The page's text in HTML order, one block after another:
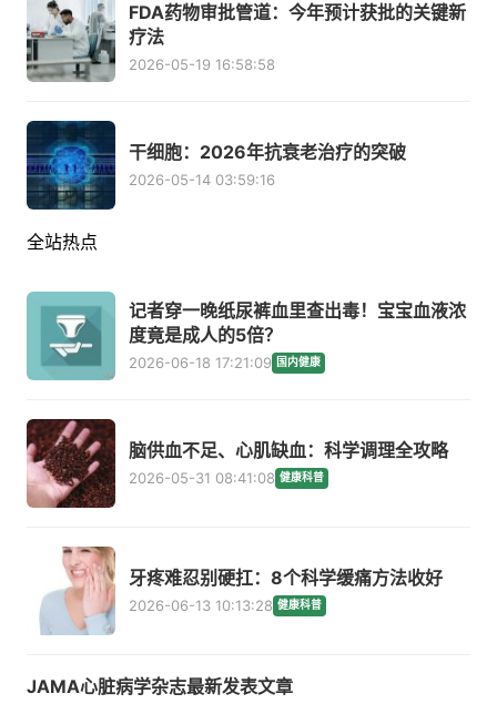
FDA药物审批管道：今年预计获批的关键新
疗法
2026-05-19 16:58:58
干细胞：2026年抗衰老治疗的突破
2026-05-14 03:59:16
全站热点
记者穿一晚纸尿裤血里查出毒！宝宝血液浓
度竟是成人的5倍？
2026-06-18 17:21:09 国内健康
脑供血不足、心肌缺血：科学调理全攻略
2026-05-31 08:41:08 健康科普
牙疼难忍别硬扛：8个科学缓痛方法收好
2026-06-13 10:13:28 健康科普
JAMA心脏病学杂志最新发表文章